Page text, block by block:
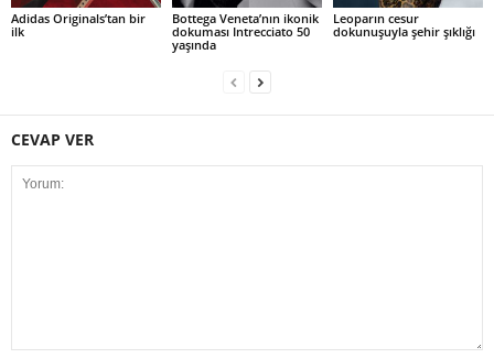
Adidas Originals’tan bir
ilk
Bottega Veneta’nın ikonik
dokuması Intrecciato 50
yaşında
Leoparın cesur
dokunuşuyla şehir şıklığı
CEVAP VER